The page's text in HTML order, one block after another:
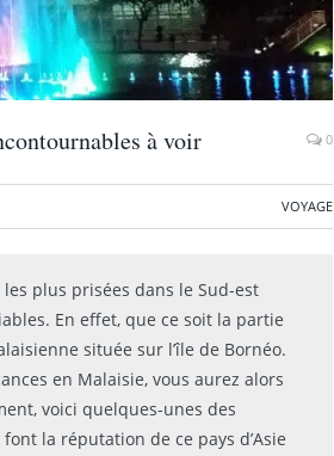
à voir 0
VOYAGE
plus prisées dans le Sud-est
En effet, que ce soit la partie
située sur l’île de Bornéo.
en Malaisie, vous aurez alors
voici quelques-unes des
la réputation de ce pays d’Asie